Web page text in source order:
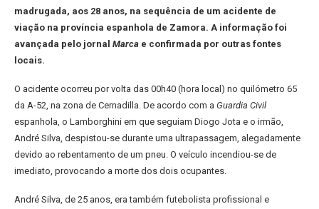
madrugada, aos 28 anos, na sequência de um acidente de
viação na província espanhola de Zamora. A informação foi
avançada pelo jornal Marca e confirmada por outras fontes
locais.
O acidente ocorreu por volta das 00h40 (hora local) no quilómetro 65
da A-52, na zona de Cernadilla. De acordo com a Guardia Civil
espanhola, o Lamborghini em que seguiam Diogo Jota e o irmão,
André Silva, despistou-se durante uma ultrapassagem, alegadamente
devido ao rebentamento de um pneu. O veículo incendiou-se de
imediato, provocando a morte dos dois ocupantes.
André Silva, de 25 anos, era também futebolista profissional e